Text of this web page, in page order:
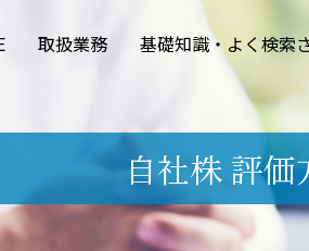
取扱業務 基礎知識・よく検索
自社株 評価